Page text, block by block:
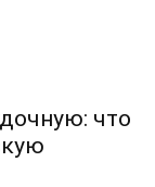
что